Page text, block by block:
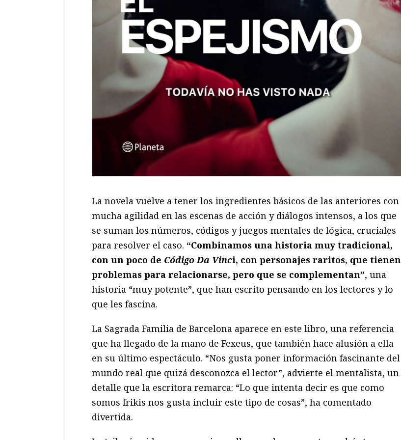
La novela vuelve a tener los ingredientes básicos de las anteriores con
mucha agilidad en las escenas de acción y diálogos intensos, a los que
se suman los números, códigos y juegos mentales de lógica, cruciales
para resolver el caso. “Combinamos una historia muy tradicional,
con un poco de Código Da Vinci, con personajes raritos, que tienen
problemas para relacionarse, pero que se complementan”, una
historia “muy potente”, que han escrito pensando en los lectores y lo
que les fascina.
La Sagrada Familia de Barcelona aparece en este libro, una referencia
que ha llegado de la mano de Fexeus, que también hace alusión a ella
en su último espectáculo. “Nos gusta poner información fascinante del
mundo real que quizá desconozca el lector”, advierte el mentalista, un
detalle que la escritora remarca: “Lo que intenta decir es que como
somos frikis nos gusta incluir este tipo de cosas”, ha comentado
divertida.